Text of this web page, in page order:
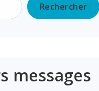
Rechercher
messages